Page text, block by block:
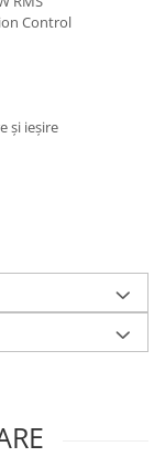
Control
și ieșire